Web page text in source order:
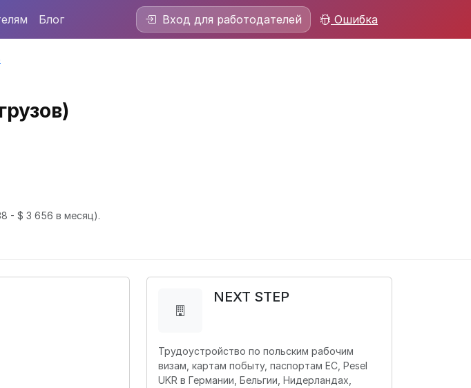
Блог Вход для работодателей Ошибка
- $ 3 656 в месяц).
NEXT STEP
Трудоустройство по польским рабочим
визам, картам побыту, паспортам ЕС, Pesel
UKR в Германии, Бельгии, Нидерландах,